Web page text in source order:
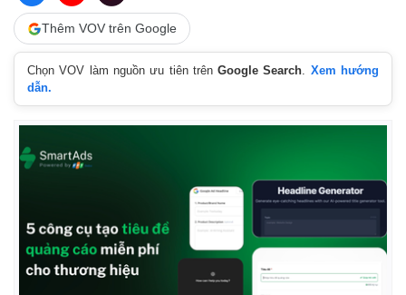
Thêm VOV trên Google
Chọn VOV làm nguồn ưu tiên trênGoogle Search. Xem hướng
dẫn.